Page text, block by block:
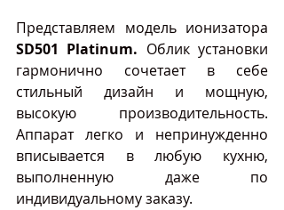
SD501 Platinum. Облик установки
гармонично сочетает в себе
стильный дизайн и мощную,
высокую производительность.
Аппарат легко и непринужденно
вписывается в любую кухню,
выполненную даже по
индивидуальному заказу.